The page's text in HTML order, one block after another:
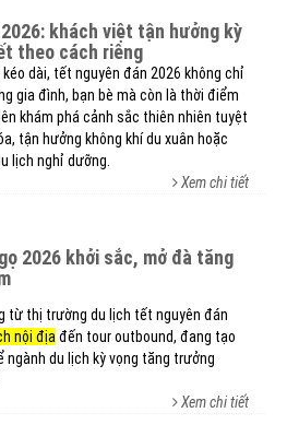
theo cách riêng
dài, tết nguyên đán 2026 không chỉ
gia đình, bạn bè mà còn là thời điểm
khám phá cảnh sắc thiên nhiên tuyệt
tận hưởng không khí du xuân hoặc
lịch nghỉ dưỡng.
Xem chi tiết
từ thị trường du lịch tết nguyên đán
nội địa đến tour outbound, đang tạo
ngành du lịch kỳ vọng tăng trưởng
Xem chi tiết